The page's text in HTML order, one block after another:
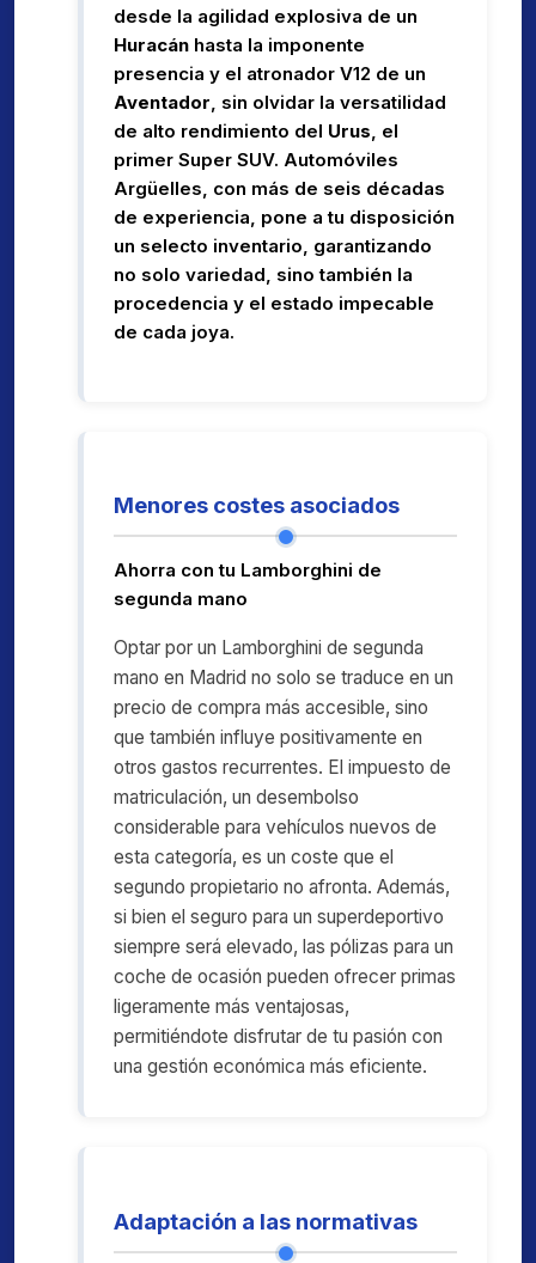
desde la agilidad explosiva de un
Huracán hasta la imponente
presencia y el atronador V12 de un
Aventador, sin olvidar la versatilidad
de alto rendimiento del Urus, el
primer Super SUV. Automóviles
Argüelles, con más de seis décadas
de experiencia, pone a tu disposición
un selecto inventario, garantizando
no solo variedad, sino también la
procedencia y el estado impecable
de cada joya.
Menores costes asociados
Ahorra con tu Lamborghini de
segunda mano
Optar por un Lamborghini de segunda
mano en Madrid no solo se traduce en un
precio de compra más accesible, sino
que también influye positivamente en
otros gastos recurrentes. El impuesto de
matriculación, un desembolso
considerable para vehículos nuevos de
esta categoría, es un coste que el
segundo propietario no afronta. Además,
si bien el seguro para un superdeportivo
siempre será elevado, las pólizas para un
coche de ocasión pueden ofrecer primas
ligeramente más ventajosas,
permitiéndote disfrutar de tu pasión con
una gestión económica más eficiente.
Adaptación a las normativas